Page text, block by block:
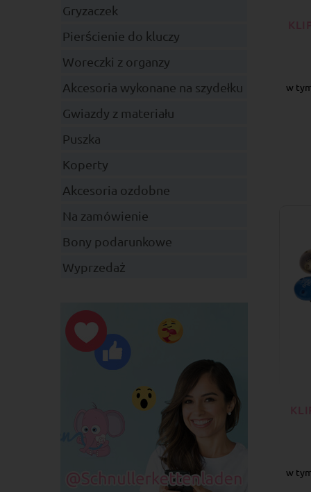
w
w
Gryzaczek
Pierścienie do kluczy
Woreczki z organzy
Akcesoria wykonane na szydełku
Gwiazdy z materiału
Puszka
Koperty
Akcesoria ozdobne
Na zamówienie
Bony podarunkowe
Wyprzedaż